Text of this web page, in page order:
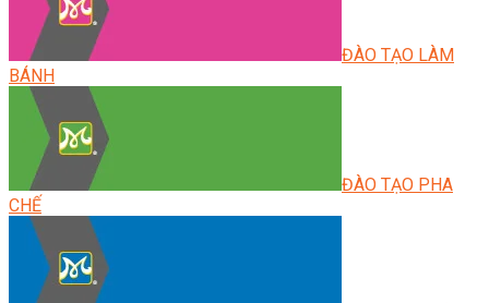
ĐÀO TẠO LÀM
BÁNH
ĐÀO TẠO PHA
CHẾ